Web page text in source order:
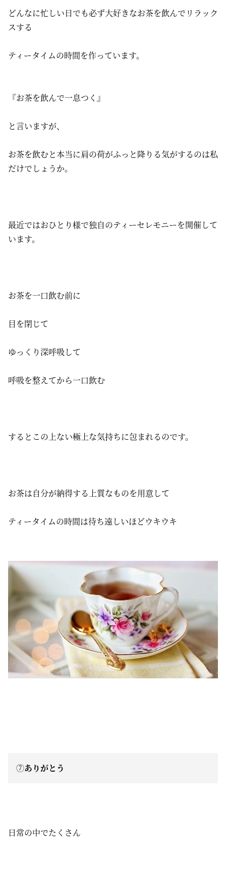
どんなに忙しい日でも必ず大好きなお茶を飲んでリラック
スする
ティータイムの時間を作っています。
『お茶を飲んで一息つく』
と言いますが、
お茶を飲むと本当に肩の荷がふっと降りる気がするのは私
だけでしょうか。
最近ではおひとり様で独自のティーセレモニーを開催して
います。
お茶を一口飲む前に
目を閉じて
ゆっくり深呼吸して
呼吸を整えてから一口飲む
するとこの上ない極上な気持ちに包まれるのです。
お茶は自分が納得する上質なものを用意して
ティータイムの時間は待ち遠しいほどウキウキ
⑦ありがとう
日常の中でたくさん